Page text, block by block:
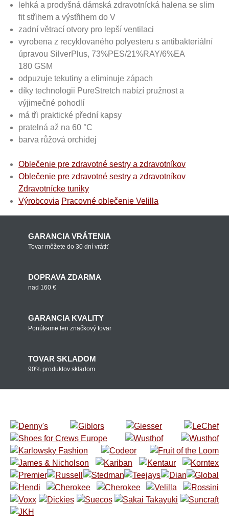
lehká a prodyšná dámská zdravotnícká halena se slim
fit střihem a výstřihem do V
zadní větrací otvory pro lepší ventilaci
vyrobena z recyklovaného polyesteru s antibakteriální
úpravou SilverPlus, 73%PES/21%RAY/6%EA
180 GSM
odpuzuje tekutiny a eliminuje zápach
díky technologii PureStretch nabízí pružnost a
výjimečné pohodlí
má tři praktické přední kapsy
pratelná až na 60 °C
barva růžová orchidej
Oblečenie pre zdravotné sestry a zdravotníkov
Oblečenie pre zdravotné sestry a zdravotníkov
Zdravotnícke tuniky
Výrobcovia Pracovné oblečenie Velilla
GARANCIA VRÁTENIA
Tovar môžete do 30 dní vrátiť
DOPRAVA ZDARMA
nad 160 €
GARANCIA KVALITY
Ponúkame len značkový tovar
TOVAR SKLADOM
90% produktov skladom